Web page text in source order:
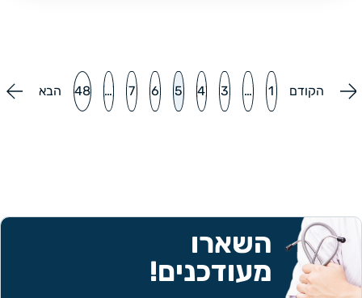
הקודם 1
…
3
4
5
6
7
…
48 הבא
השארו
מעודכנים!